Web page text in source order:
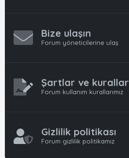
Bize ulaşın
Forum yöneticilerine ulaş
Şartlar ve kurallar
Forum kullanım kurallarımız
Gizlilik politikası
Forum gizlilik politikamız